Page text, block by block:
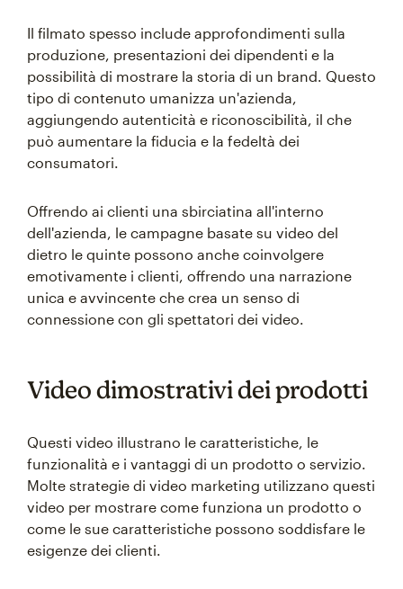
Il filmato spesso include approfondimenti sulla
produzione, presentazioni dei dipendenti e la
possibilità di mostrare la storia di un brand. Questo
tipo di contenuto umanizza un'azienda,
aggiungendo autenticità e riconoscibilità, il che
può aumentare la fiducia e la fedeltà dei
consumatori.
Offrendo ai clienti una sbirciatina all'interno
dell'azienda, le campagne basate su video del
dietro le quinte possono anche coinvolgere
emotivamente i clienti, offrendo una narrazione
unica e avvincente che crea un senso di
connessione con gli spettatori dei video.
Video dimostrativi dei prodotti
Questi video illustrano le caratteristiche, le
funzionalità e i vantaggi di un prodotto o servizio.
Molte strategie di video marketing utilizzano questi
video per mostrare come funziona un prodotto o
come le sue caratteristiche possono soddisfare le
esigenze dei clienti.